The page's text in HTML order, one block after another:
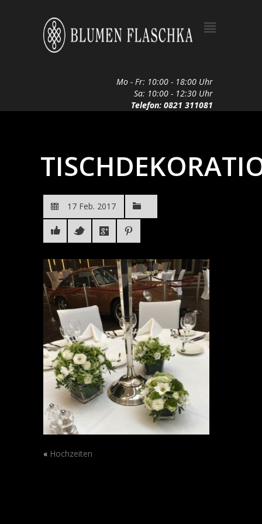
Mo - Fr: 10:00 - 18:00 Uhr
Sa: 10:00 - 12:30 Uhr
Telefon: 0821 311081
17 Feb. 2017
« Hochzeiten